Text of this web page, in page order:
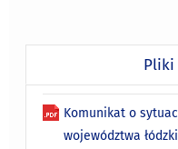
Pliki
Komunikat o
województwa